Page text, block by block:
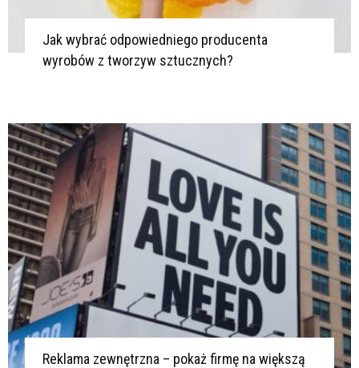
Jak wybrać odpowiedniego producenta
wyrobów z tworzyw sztucznych?
Reklama zewnętrzna – pokaż firmę na większą